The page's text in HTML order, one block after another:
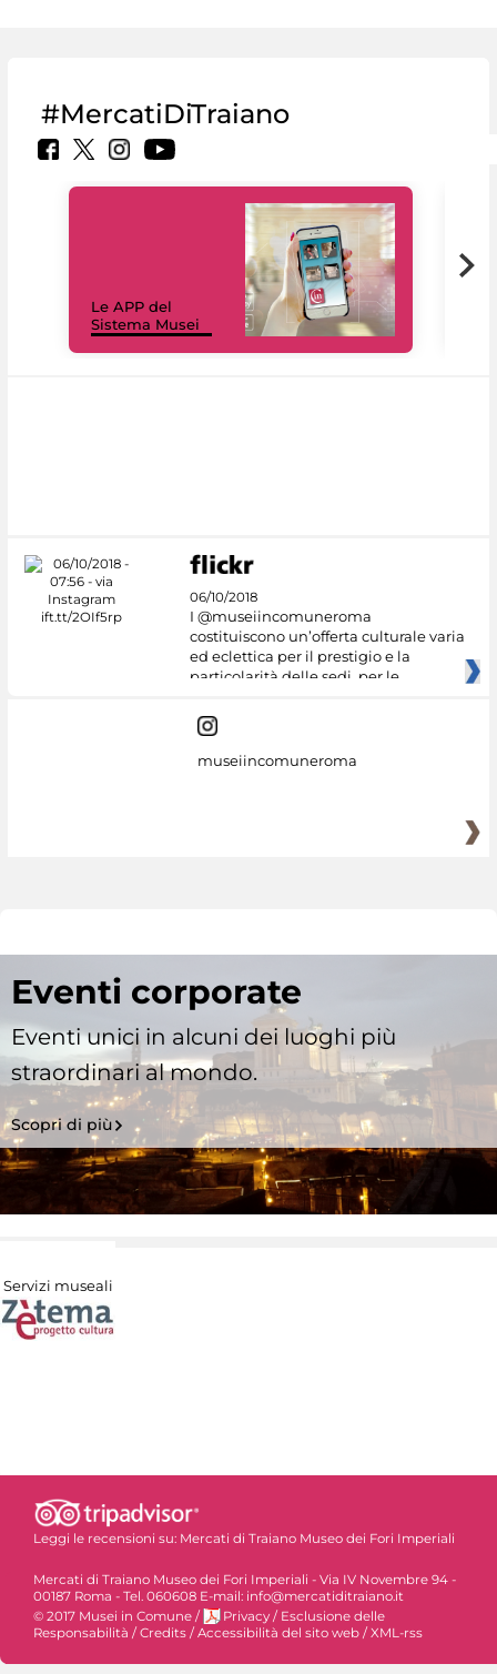
#MercatiDiTraiano
Le APP del
Sistema Musei
06/10/2018
I @museiincomuneroma
costituiscono un’offerta culturale varia
ed eclettica per il prestigio e la
particolarità delle sedi, per le
museiincomuneroma
Eventi corporate
Eventi unici in alcuni dei luoghi più
straordinari al mondo.
Scopri di più
Servizi museali
Leggi le recensioni su: Mercati di Traiano Museo dei Fori Imperiali
Mercati di Traiano Museo dei Fori Imperiali - Via IV Novembre 94 -
00187 Roma - Tel. 060608 E-mail: info@mercatiditraiano.it
© 2017 Musei in Comune / Privacy / Esclusione delle
Responsabilità / Credits / Accessibilità del sito web / XML-rss